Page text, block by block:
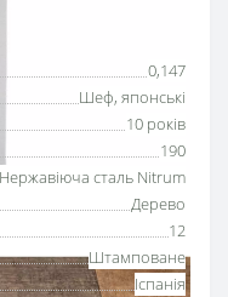
0,147
Шеф, японські
10 років
190
Нержавіюча сталь Nitrum
Дерево
12
Штамповане
Іспанія